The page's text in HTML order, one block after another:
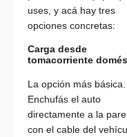
uses, y acá hay tres
opciones concretas:
Carga desde
tomacorriente
La opción más básica.
Enchufás el auto
directamente a la
con el cable del